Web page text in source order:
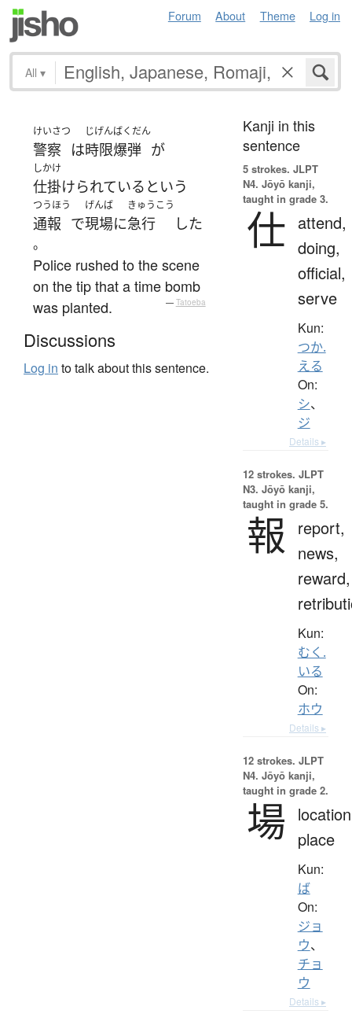
Forum About Theme Log in
All ▾
けいさつ
警察 は
じげんばくだん
時限爆弾 が
しかけ
仕掛けられている という
つうほう
通報 で
げんば
現場に
きゅうこう
急行 した
。
Police rushed to the scene
on the tip that a time bomb
was planted.
— Tatoeba
Discussions
Log in to talk about this sentence.
Kanji in this
sentence
5 strokes. JLPT
N4. Jōyō kanji,
taught in grade 3.
仕 attend,
doing,
official,
serve
Kun:
つか.
える
On:
シ、
ジ
Details ▸
12 strokes. JLPT
N3. Jōyō kanji,
taught in grade 5.
報
report,
news,
reward,
Kun:
むく.
いる
On:
ホウ
Details ▸
12 strokes. JLPT
N4. Jōyō kanji,
taught in grade 2.
場
place
Kun:
ば
On:
ジョ
ウ、
チョ
ウ
Details ▸